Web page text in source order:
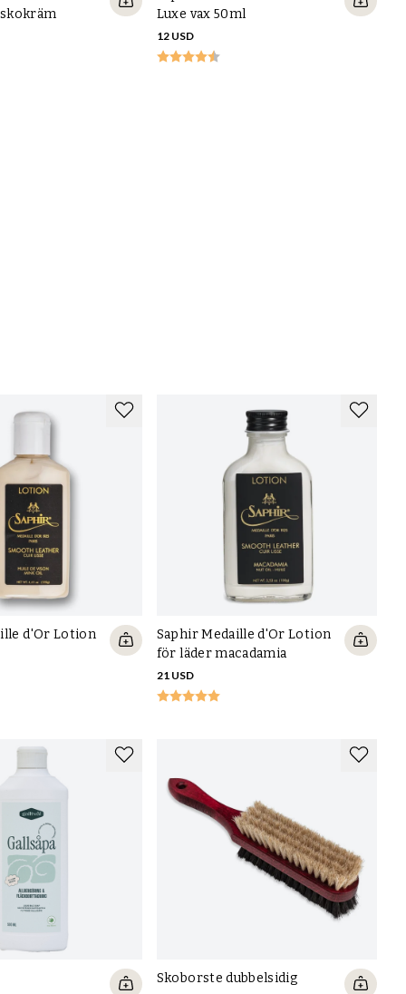
Luxe vax 50ml
12 USD
d'Or Lotion
Saphir Medaille d'Or Lotion
för läder macadamia
21 USD
Skoborste dubbelsidig